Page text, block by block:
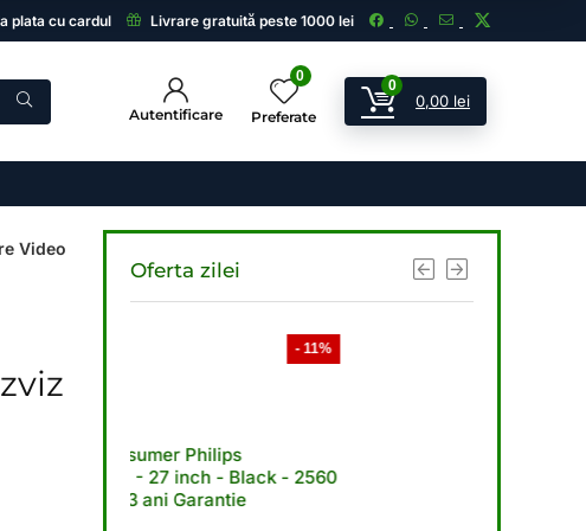
plata cu cardul Livrare gratuită peste 1000 lei
Autentificare
0
Preferate
0
0,00 lei
Video
Oferta zilei